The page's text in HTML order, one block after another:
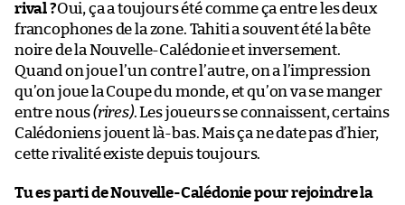
rival ?Oui, ça a toujours été comme ça entre les deux
francophones de la zone. Tahiti a souvent été la bête
noire de la Nouvelle-Calédonie et inversement.
Quand on joue l’un contre l’autre, on a l’impression
qu’on joue la Coupe du monde, et qu’on va se manger
entre nous(rires). Les joueurs se connaissent, certains
Calédoniens jouent là-bas. Mais ça ne date pas d’hier,
cette rivalité existe depuis toujours.
Tu es parti de Nouvelle-Calédonie pour rejoindre la